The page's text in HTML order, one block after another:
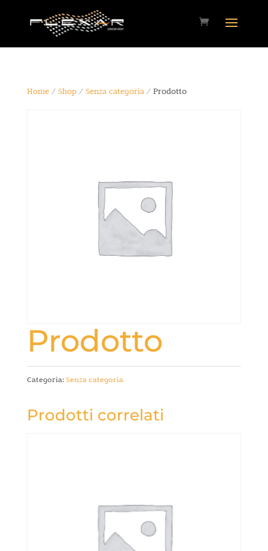
Home/ Shop/ Senza categoria/ Prodotto
Prodotto
Categoria:Senza categoria
Prodotti correlati